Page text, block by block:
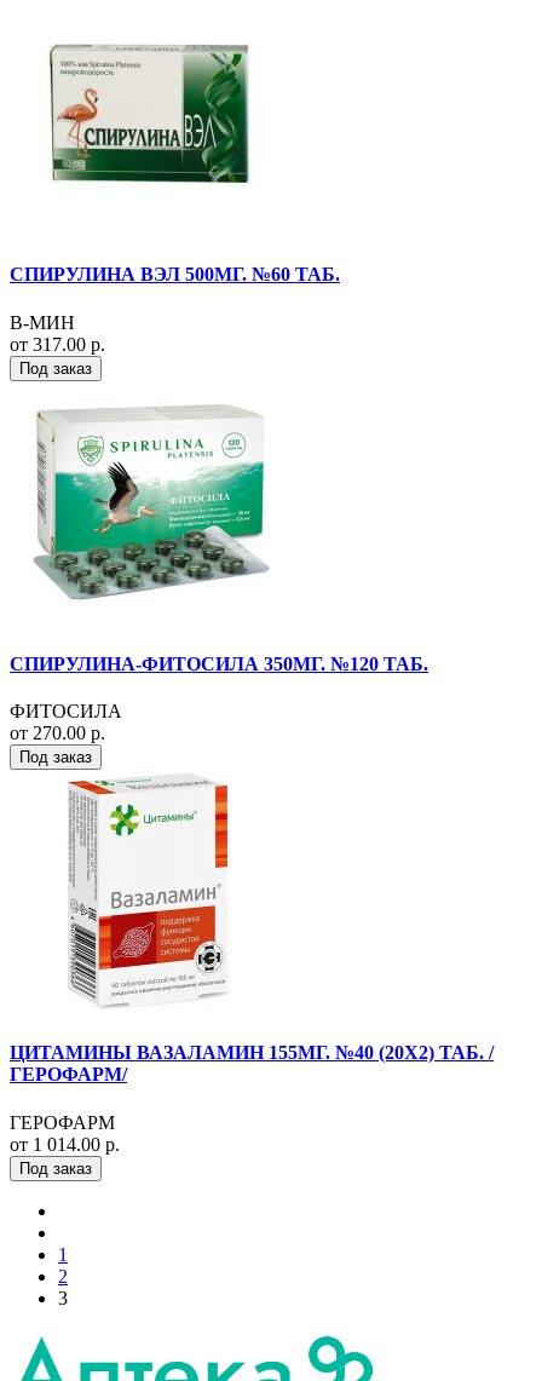
СПИРУЛИНА ВЭЛ 500МГ. №60 ТАБ.
В-МИН
от 317.00 р.
Под заказ
СПИРУЛИНА-ФИТОСИЛА 350МГ. №120 ТАБ.
ФИТОСИЛА
от 270.00 р.
Под заказ
ЦИТАМИНЫ ВАЗАЛАМИН 155МГ. №40 (20Х2) ТАБ. /
ГЕРОФАРМ/
ГЕРОФАРМ
от 1 014.00 р.
Под заказ
1
2
3